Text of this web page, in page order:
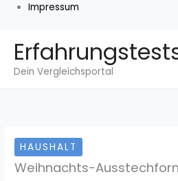
Impressum
Inhalt
springen
Dein Vergleichsportal
HAUSHALT
Weihnachts-